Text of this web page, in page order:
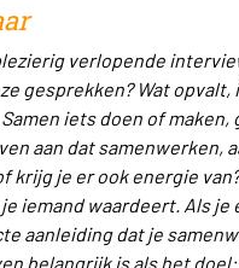
verlopende
gesprekken? Wat opvalt,
iets doen of
aan dat samenwerken,
krijg je er ook energie
iemand waardeert. Als
aanleiding dat je
belangrijk is als het